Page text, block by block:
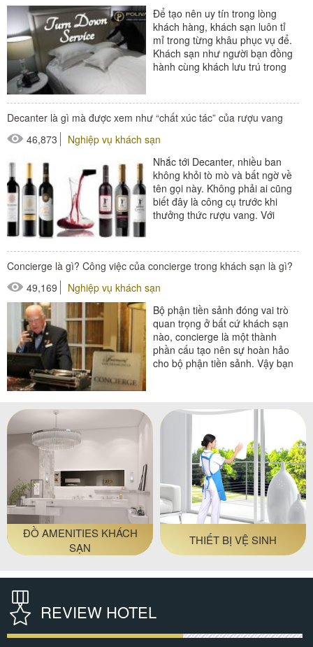
#xe giặt là
Để tạo nên uy tín trong lòng
khách hàng, khách sạn luôn tỉ
mỉ trong từng khâu phục vụ để.
Khách sạn như người bạn đồng
hành cùng khách lưu trú trong
#thiết bị nhà hàng - bếp
Decanter là gì mà được xem như “chất xúc tác” của rượu vang
46,873
Nghiệp vụ khách sạn
Nhắc tới Decanter, nhiều ban
không khỏi tò mò và bất ngờ về
tên gọi này. Không phải ai cũng
biết đây là công cụ trước khi
thưởng thức rượu vang. Với
Concierge là gì? Công việc của concierge trong khách sạn là gì?
49,169
Nghiệp vụ khách sạn
Bộ phận tiền sảnh đóng vai trò
quan trọng ở bất cứ khách sạn
nào, concierge là một thành
phần cấu tạo nên sự hoàn hảo
cho bộ phận tiền sảnh. Vậy bạn
#thiết bị nhà hàng - bếp
ĐỒ AMENITIES KHÁCH
SẠN
THIẾT BỊ VỆ SINH
REVIEW HOTEL